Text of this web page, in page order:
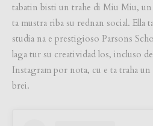
tabatin bisti un trahe di Miu Miu, un
ta mustra riba su rednan social. Ella
studia na e prestigioso Parsons
laga tur su creatividad los, incluso
Instagram por nota, cu e ta traha un
brei.